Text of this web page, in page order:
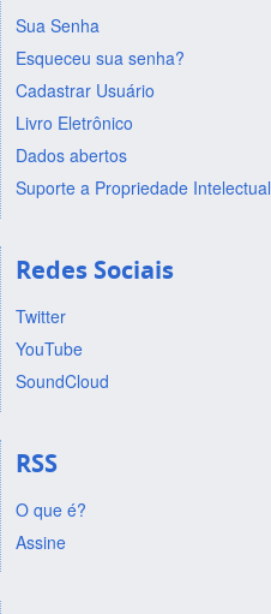
Sua Senha
Esqueceu sua senha?
Cadastrar Usuário
Livro Eletrônico
Dados abertos
Suporte a Propriedade Intelectual
Redes Sociais
Twitter
YouTube
SoundCloud
RSS
O que é?
Assine